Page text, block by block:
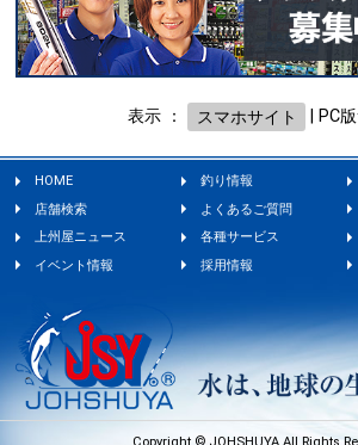
表示 ： スマホサイト PC
HOME 釣り情報
店舗検索
よくあるご質問
上州屋ニュース
各種サービス
イベント情報
採用情報
Copyright © JOHSHUYA All Rights